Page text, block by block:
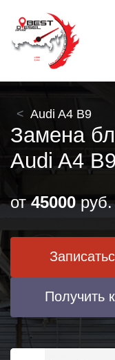
Audi A4 B9
Замена
Audi A4
от45000руб.
Получить